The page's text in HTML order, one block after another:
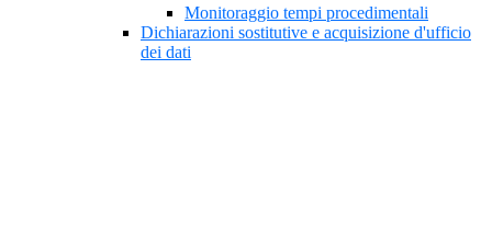
Monitoraggio tempi procedimentali
Dichiarazioni sostitutive e acquisizione d'ufficio
dei dati